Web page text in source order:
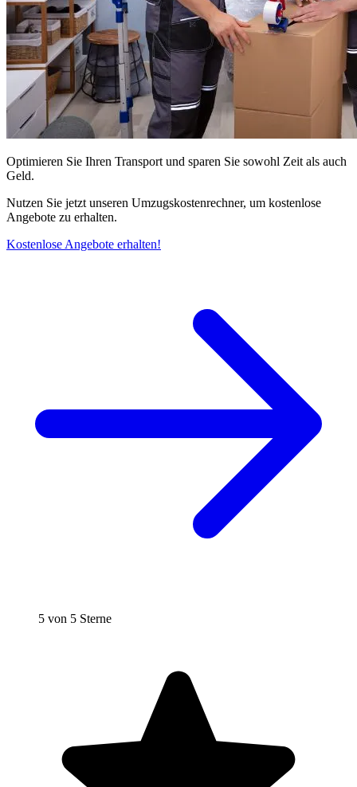
Optimieren Sie Ihren Transport und sparen Sie sowohl Zeit als auch
Geld.
Nutzen Sie jetzt unseren Umzugskostenrechner, um kostenlose
Angebote zu erhalten.
Kostenlose Angebote erhalten!
5 von 5 Sterne